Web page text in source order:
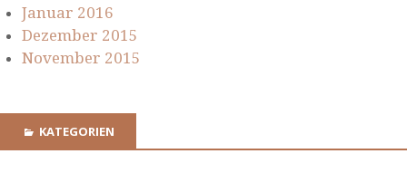
Januar 2016
Dezember 2015
November 2015
KATEGORIEN